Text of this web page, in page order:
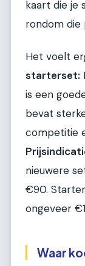
kaart die je
rondom die
Het voelt
starterset:
is een
bevat
competitie
nieuwere
€90.
ongeveer
Waar